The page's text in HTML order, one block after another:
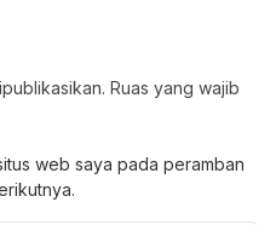
Ruas yang wajib
web saya pada peramban